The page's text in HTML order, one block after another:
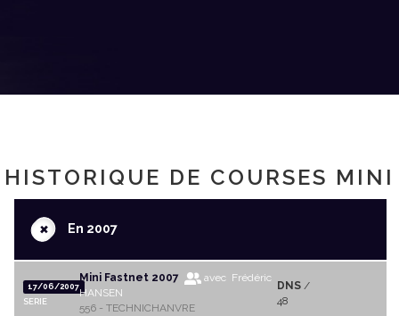
HISTORIQUE DE COURSES MINI
+En 2007
17/06/2007
SERIE
Mini Fastnet 2007
avec Frédéric
HANSEN
556 - TECHNICHANVRE
DNS/
48